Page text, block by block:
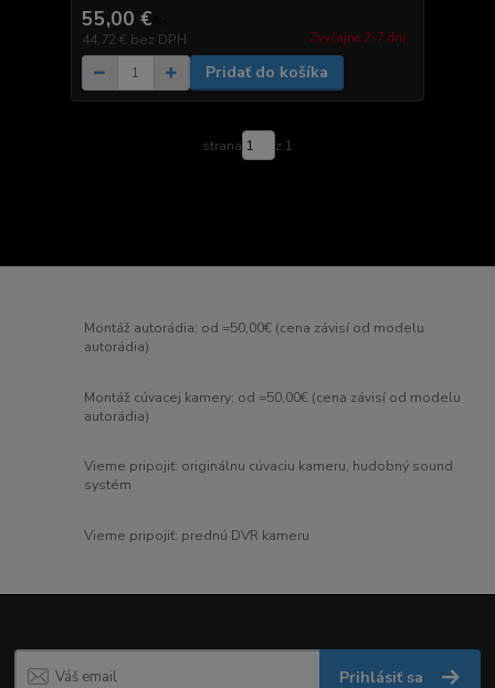
55,00 €
44,72 € bez DPH Zvyčajne 2-7 dni.
Pridať do košíka
strana z 1
Montáž autorádia: od =50,00€ (cena závisí od modelu
autorádia)
Montáž cúvacej kamery: od =50,00€ (cena závisí od modelu
autorádia)
Vieme pripojiť: originálnu cúvaciu kameru, hudobný sound
systém
Vieme pripojiť: prednú DVR kameru
Prihlásiť sa